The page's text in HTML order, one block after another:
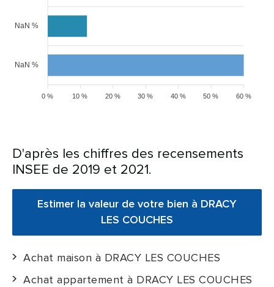
NaN %
NaN %
60 %
50 %
40 %
30 %
20 %
10 %
0 %
D'après les chiffres des recensements
INSEE de 2019 et 2021.
Estimer la valeur de votre bien à DRACY
LES COUCHES
Achat maison à DRACY LES COUCHES
Achat appartement à DRACY LES COUCHES